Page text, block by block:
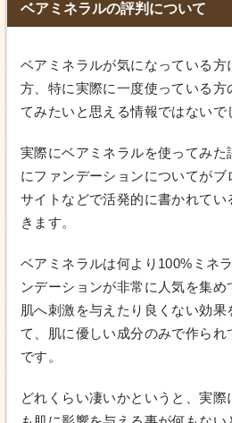
ベアミネラルの評判について
ベアミネラルが気になっている
方、特に実際に一度使っている方
てみたいと思える情報ではないで
実際にベアミネラルを使ってみ
にファンデーションについてがブ
サイトなどで活発的に書かれて
きます。
ベアミネラルは何より100%ミネ
ンデーションが非常に人気を集め
肌へ刺激を与えたり良くない効果
て、肌に優しい成分のみで作ら
です。
どれくらい凄いかというと、実